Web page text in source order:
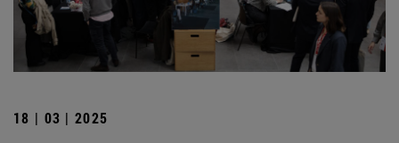
18 | 03 | 2025